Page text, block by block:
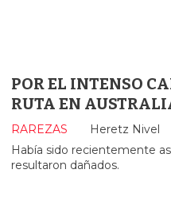
POR EL INTENSO
RUTA EN
Heretz Nivel
RAREZAS
Había sido recientemente
resultaron dañados.